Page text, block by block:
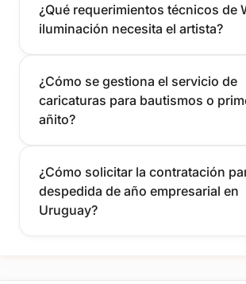
¿Qué requerimientos técnicos de
iluminación necesita el artista?
¿Cómo se gestiona el servicio de
caricaturas para bautismos o
añito?
¿Cómo solicitar la contratación
despedida de año empresarial en
Uruguay?